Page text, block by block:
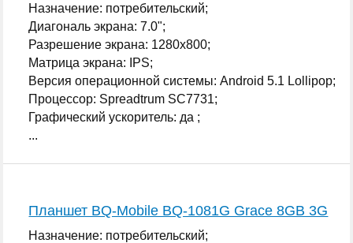
Назначение: потребительский;
Диагональ экрана: 7.0";
Разрешение экрана: 1280x800;
Матрица экрана: IPS;
Версия операционной системы: Android 5.1 Lollipop;
Процессор: Spreadtrum SC7731;
Графический ускоритель: да ;
...
Планшет BQ-Mobile BQ-1081G Grace 8GB 3G
Назначение: потребительский;